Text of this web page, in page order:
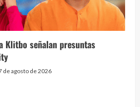
Klitbo señalan presuntas
de agosto de 2026